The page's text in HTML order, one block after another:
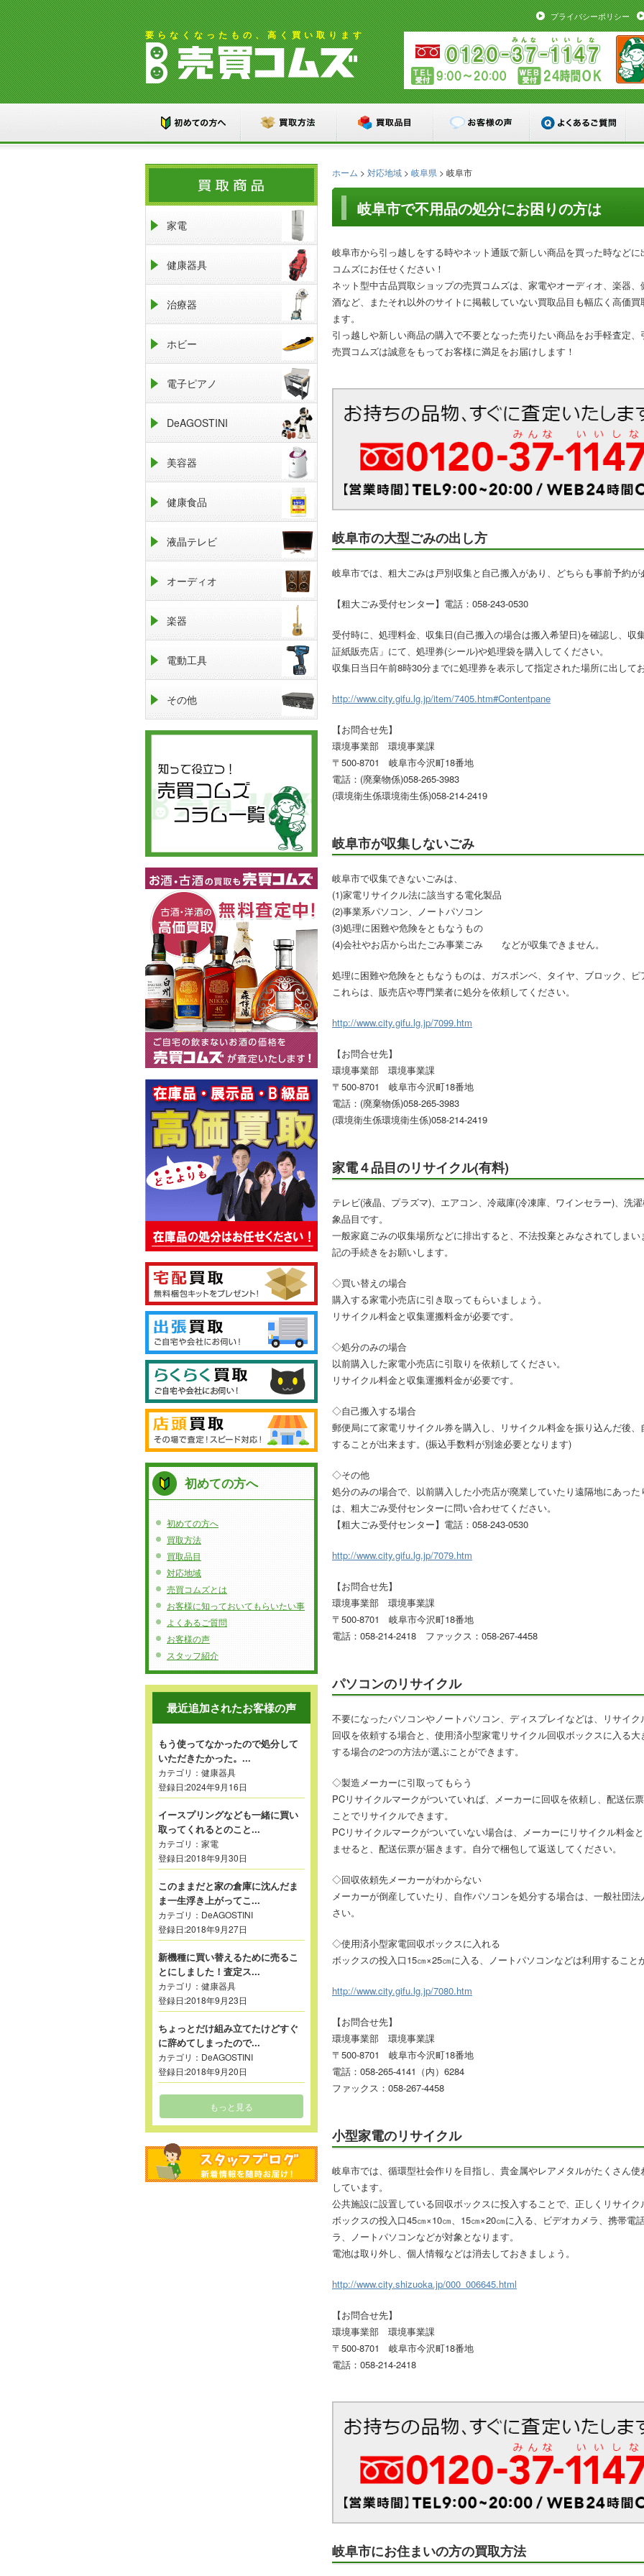
要らなくなったもの、高く買い取ります
プライバシーポリシー
ホーム > 対応地域 > 岐阜県 > 岐阜市
岐阜市で不用品の処分にお困りの方は
岐阜市から引っ越しをする時やネット通販で新しい商品を買った時など
コムズにお任せください！
ネット型中古品買取ショップの売買コムズは、家電やオーディオ、楽器
酒など、またそれ以外のサイトに掲載していない買取品目も幅広く高価
ます。
引っ越しや新しい商品の購入で不要となった売りたい商品をお手軽査定、
売買コムズは誠意をもってお客様に満足をお届けします！
岐阜市の大型ごみの出し方
岐阜市では、粗大ごみは戸別収集と自己搬入があり、どちらも事前予約が
【粗大ごみ受付センター】電話：058-243-0530
受付時に、処理料金、収集日(自己搬入の場合は搬入希望日)を確認し、収
証紙販売店」にて、処理券(シール)や処理袋を購入してください。
収集日当日午前8時30分までに処理券を表示して指定された場所に出してお
http://www.city.gifu.lg.jp/item/7405.htm#Contentpane
【お問合せ先】
環境事業部 環境事業課
〒500-8701 岐阜市今沢町18番地
電話：(廃棄物係)058-265-3983
(環境衛生係環境衛生係)058-214-2419
岐阜市が収集しないごみ
岐阜市で収集できないごみは、
(1)家電リサイクル法に該当する電化製品
(2)事業系パソコン、ノートパソコン
(3)処理に困難や危険をともなうもの
(4)会社やお店から出たごみ事業ごみ などが収集できません。
処理に困難や危険をともなうものは、ガスボンベ、タイヤ、ブロック、ピ
これらは、販売店や専門業者に処分を依頼してください。
http://www.city.gifu.lg.jp/7099.htm
【お問合せ先】
環境事業部 環境事業課
〒500-8701 岐阜市今沢町18番地
電話：(廃棄物係)058-265-3983
(環境衛生係環境衛生係)058-214-2419
家電４品目のリサイクル(有料)
テレビ(液晶、プラズマ)、エアコン、冷蔵庫(冷凍庫、ワインセラー)、洗
象品目です。
一般家庭ごみの収集場所などに排出すると、不法投棄とみなされてしま
記の手続きをお願いします。
◇買い替えの場合
購入する家電小売店に引き取ってもらいましょう。
リサイクル料金と収集運搬料金が必要です。
◇処分のみの場合
以前購入した家電小売店に引取りを依頼してください。
リサイクル料金と収集運搬料金が必要です。
◇自己搬入する場合
郵便局にて家電リサイクル券を購入し、リサイクル料金を振り込んだ後
することが出来ます。(振込手数料が別途必要となります)
◇その他
処分のみの場合で、以前購入した小売店が廃業していたり遠隔地にあっ
は、粗大ごみ受付センターに問い合わせてください。
【粗大ごみ受付センター】電話：058-243-0530
http://www.city.gifu.lg.jp/7079.htm
【お問合せ先】
環境事業部 環境事業課
〒500-8701 岐阜市今沢町18番地
電話：058-214-2418 ファックス：058-267-4458
パソコンのリサイクル
不要になったパソコンやノートパソコン、ディスプレイなどは、リサイ
回収を依頼する場合と、使用済小型家電リサイクル回収ボックスに入る
する場合の2つの方法が選ぶことができます。
◇製造メーカーに引取ってもらう
PCリサイクルマークがついていれば、メーカーに回収を依頼し、配送伝
ことでリサイクルできます。
PCリサイクルマークがついていない場合は、メーカーにリサイクル料金
ませると、配送伝票が届きます。自分で梱包して返送してください。
◇回収依頼先メーカーがわからない
メーカーが倒産していたり、自作パソコンを処分する場合は、一般社団
さい。
◇使用済小型家電回収ボックスに入れる
ボックスの投入口15㎝×25㎝に入る、ノートパソコンなどは利用すること
http://www.city.gifu.lg.jp/7080.htm
【お問合せ先】
環境事業部 環境事業課
〒500-8701 岐阜市今沢町18番地
電話：058-265-4141（内）6284
ファックス：058-267-4458
小型家電のリサイクル
岐阜市では、循環型社会作りを目指し、貴金属やレアメタルがたくさん
しています。
公共施設に設置している回収ボックスに投入することで、正しくリサイク
ボックスの投入口45㎝×10㎝、15㎝×20㎝に入る、ビデオカメラ、携帯電
ラ、ノートパソコンなどが対象となります。
電池は取り外し、個人情報などは消去しておきましょう。
http://www.city.shizuoka.jp/000_006645.html
【お問合せ先】
環境事業部 環境事業課
〒500-8701 岐阜市今沢町18番地
電話：058-214-2418
岐阜市にお住まいの方の買取方法
家電
健康器具
治療器
ホビー
電子ピアノ
DeAGOSTINI
美容器
健康食品
液晶テレビ
オーディオ
楽器
電動工具
その他
初めての方へ
初めての方へ
買取方法
買取品目
対応地域
売買コムズとは
お客様に知っておいてもらいたい事
よくあるご質問
お客様の声
スタッフ紹介
最近追加されたお客様の声
もう使ってなかったので処分して
いただきたかった。...
カテゴリ： 健康器具
登録日:2024年9月16日
イースプリングなども一緒に買い
取ってくれるとのこと...
カテゴリ： 家電
登録日:2018年9月30日
このままだと家の倉庫に沈んだま
ま一生浮き上がってこ...
カテゴリ： DeAGOSTINI
登録日:2018年9月27日
新機種に買い替えるために売るこ
とにしました！査定ス...
カテゴリ： 健康器具
登録日:2018年9月23日
ちょっとだけ組み立てたけどすぐ
に辞めてしまったので...
カテゴリ： DeAGOSTINI
登録日:2018年9月20日
もっと見る